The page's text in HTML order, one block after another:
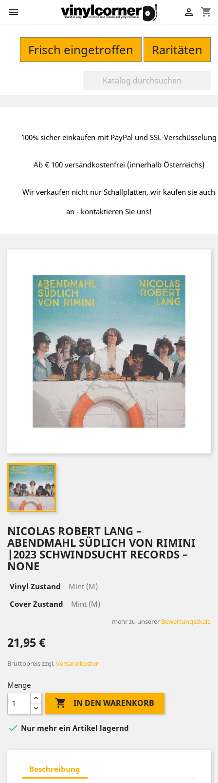
 shopping_cart

Frisch eingetroffen Raritäten
100% sicher einkaufen mit PayPal und SSL-Verschüsselung
Ab € 100 versandkostenfrei (innerhalb Österreichs)
Wir verkaufen nicht nur Schallplatten, wir kaufen sie auch
an - kontaktieren Sie uns!
NICOLAS ROBERT LANG –
ABENDMAHL SÜDLICH VON RIMINI
|2023 SCHWINDSUCHT RECORDS –
NONE
Vinyl Zustand
Mint (M)
Cover Zustand
Mint (M)
mehr zu unserer Bewertungsskala
21,95 €
Bruttopreiszzgl.Versandkosten
Menge
 IN DEN WARENKORB
 Nur mehr ein Artikel lagernd
Beschreibung